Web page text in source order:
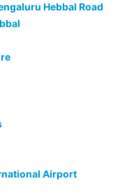
Hebbal Road
Airport